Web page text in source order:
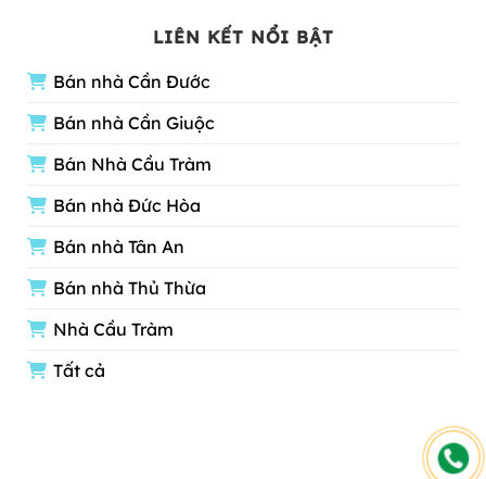
LIÊN KẾT NỔI BẬT
Bán nhà Cần Đước
Bán nhà Cần Giuộc
Bán Nhà Cầu Tràm
Bán nhà Đức Hòa
Bán nhà Tân An
Bán nhà Thủ Thừa
Nhà Cầu Tràm
Tất cả